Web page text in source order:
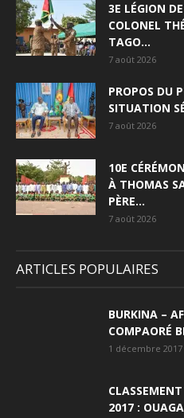
3E LÉGION
COLONEL
TAGO...
7 août 2026
PROPOS DU
SITUATION
7 août 2026
10E
À THOMAS
PÈRE...
7 août 2026
ARTICLES POPULAIRES
BURKINA –
COMPAORÉ
1 décembre 2017
2017 :